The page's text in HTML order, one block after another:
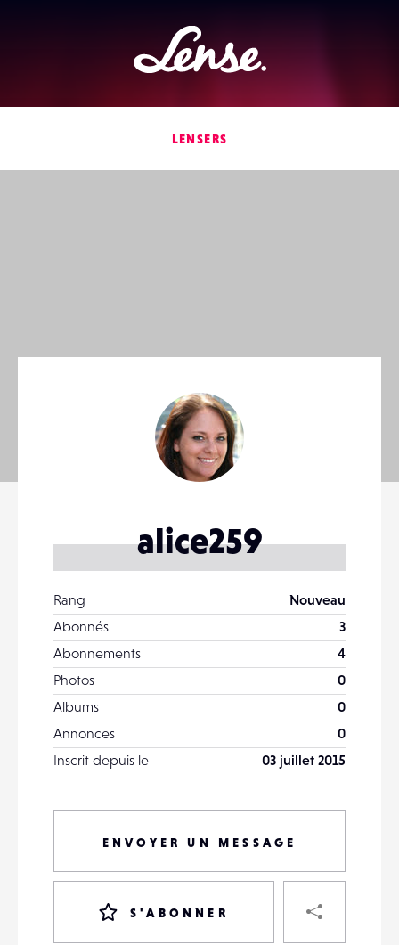
Lense
LENSERS
alice259
Rang
Nouveau
Abonnés
3
Abonnements
4
Photos
0
Albums
0
Annonces
0
Inscrit depuis le
03 juillet 2015
ENVOYER UN MESSAGE
S'ABONNER